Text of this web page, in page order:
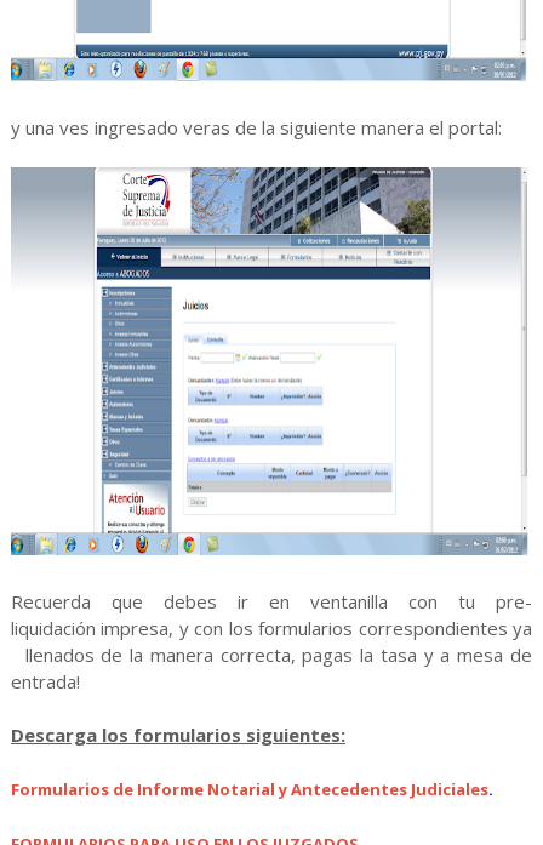
y una ves ingresado veras de la siguiente manera el portal:
Recuerda que debes ir en ventanilla con tu pre-
liquidación impresa, y con los formularios correspondientes ya
llenados de la manera correcta, pagas la tasa y a mesa de
entrada!
Descarga los formularios siguientes:
Formularios de Informe Notarial y Antecedentes Judiciales.